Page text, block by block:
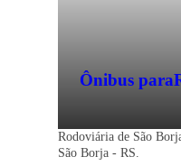
Ônibus para
Rodoviária de São
São Borja - RS.